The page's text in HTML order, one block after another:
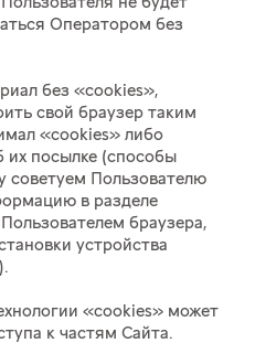
Оператором без
без «cookies»,
свой браузер таким
«cookies» либо
их посылке (способы
советуем Пользователю
в разделе
браузера,
устройства
«cookies» может
к частям Сайта.